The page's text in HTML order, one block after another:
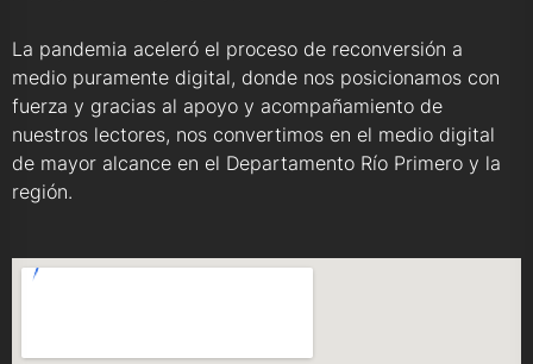
La pandemia aceleró el proceso de reconversión a
medio puramente digital, donde nos posicionamos con
fuerza y gracias al apoyo y acompañamiento de
nuestros lectores, nos convertimos en el medio digital
de mayor alcance en el Departamento Río Primero y la
región.